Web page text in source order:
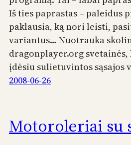
Iš ties paprastas – paleidus
paklausia, ką nori leisti,
variantus… Nuotrauka
dragonplayer.org svetainės,
įdėsiu sulietuvintos sąsajos
2008-06-26
Motoroleriai su